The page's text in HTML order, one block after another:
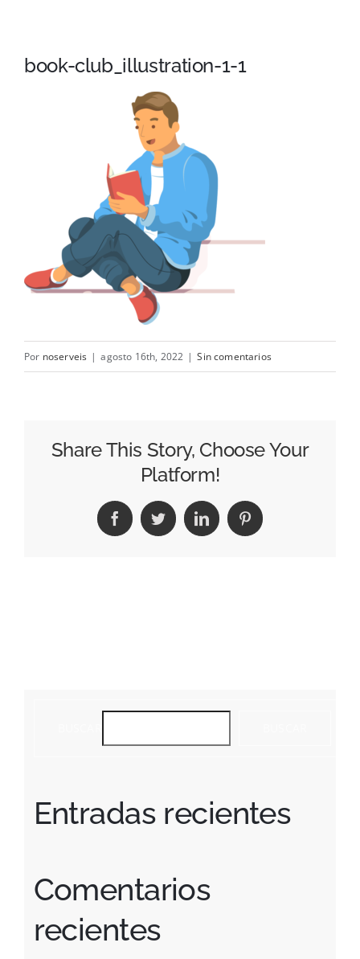
book-club_illustration-1-1
Por noserveis | agosto 16th, 2022 | Sin comentarios
Share This Story, Choose Your
Platform!
FacebookTwitterLinkedInPinterest
Entradas recientes
Comentarios
recientes